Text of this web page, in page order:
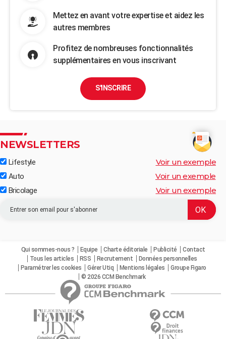
Mettez en avant votre expertise et aidez les
autres membres
Profitez de nombreuses fonctionnalités
supplémentaires en vous inscrivant
S'INSCRIRE
NEWSLETTERS
Lifestyle Voir un exemple
Auto Voir un exemple
Bricolage Voir un exemple
Qui sommes-nous ? Equipe Charte éditoriale Publicité
Contact
Tous les articles
RSS Recrutement
Données personnelles
Paramétrer les cookies
Gérer Utiq Mentions légales
Groupe Figaro
© 2026 CCM Benchmark